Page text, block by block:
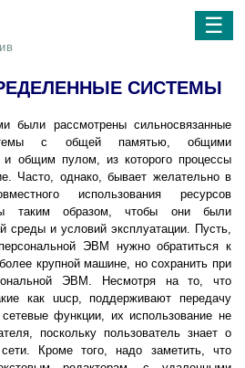
☰
СИСТЕМЫ
были рассмотрены сильносвязанные
с общей памятью, общими
и общим пулом, из которого процессы
Часто, однако, бывает желательно в
использования ресурсов
таким образом, чтобы они были
среды и условий эксплуатации. Пусть,
ЭВМ нужно обратиться к
крупной машине, но сохранить при
ЭВМ. Несмотря на то, что
как uucp, поддерживают передачу
функции, их использование не
поскольку пользователь знает о
Кроме того, надо заметить, что